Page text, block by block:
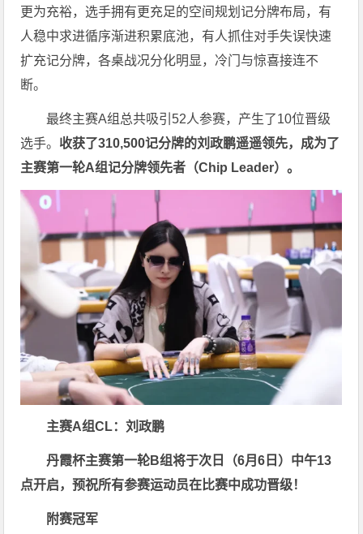
更为充裕，选手拥有更充足的空间规划记分牌布局，有
人稳中求进循序渐进积累底池，有人抓住对手失误快速
扩充记分牌，各桌战况分化明显，冷门与惊喜接连不
断。
最终主赛A组总共吸引52人参赛，产生了10位晋级
选手。 收获了310,500记分牌的刘政鹏遥遥领先，成为了
主赛第一轮A组记分牌领先者（Chip Leader）。
主赛A组CL：刘政鹏
丹霞杯主赛第一轮B组将于次日（6月6日）中午13
点开启，预祝所有参赛运动员在比赛中成功晋级！
附赛冠军